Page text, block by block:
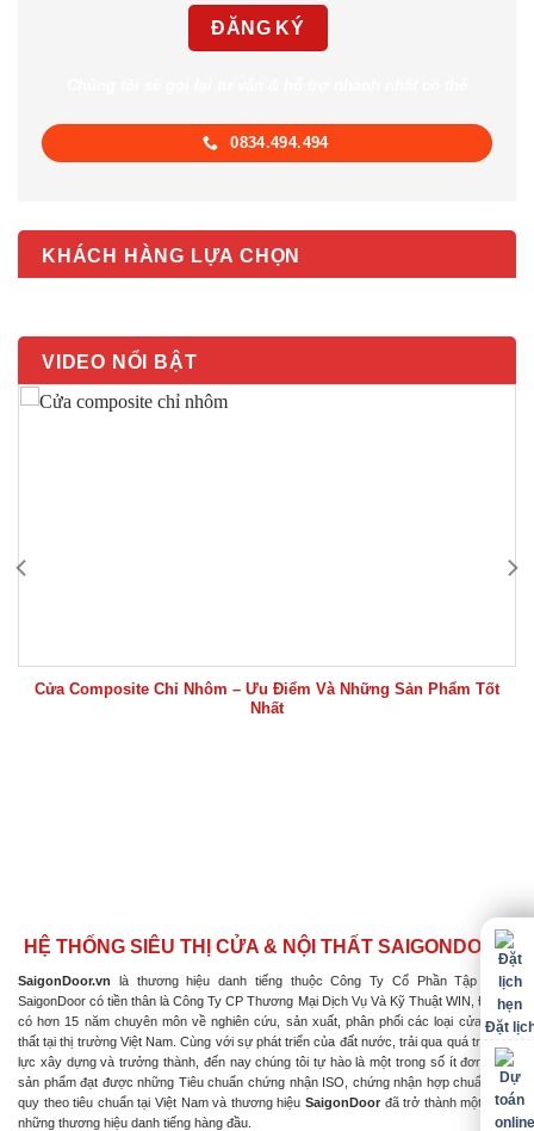
0834.494.494
KHÁCH HÀNG LỰA CHỌN
VIDEO NỔI BẬT
Cửa Composite Chỉ Nhôm – Ưu Điểm Và Những Sản Phẩm Tốt
Nhất
HỆ THỐNG SIÊU THỊ CỬA & NỘI THẤT SAIGONDOOR
SaigonDoor.vn là thương hiệu danh tiếng thuộc Công Ty Cổ Phần Tập Đoàn
SaigonDoor có tiền thân là Công Ty CP Thương Mại Dịch Vụ Và Kỹ Thuật WIN, Đơn vị
có hơn 15 năm chuyên môn về nghiên cứu, sản xuất, phân phối các loại cửa & nội
thất tại thị trường Việt Nam. Cùng với sự phát triển của đất nước, trải qua quá trình nỗ
lực xây dựng và trưởng thành, đến nay chúng tôi tự hào là một trong số ít đơn vị có
sản phẩm đạt được những Tiêu chuẩn chứng nhận ISO, chứng nhận hợp chuẩn hợp
quy theo tiêu chuẩn tại Việt Nam và thương hiệu SaigonDoor đã trở thành một trong
những thương hiệu danh tiếng hàng đầu.
Đặt